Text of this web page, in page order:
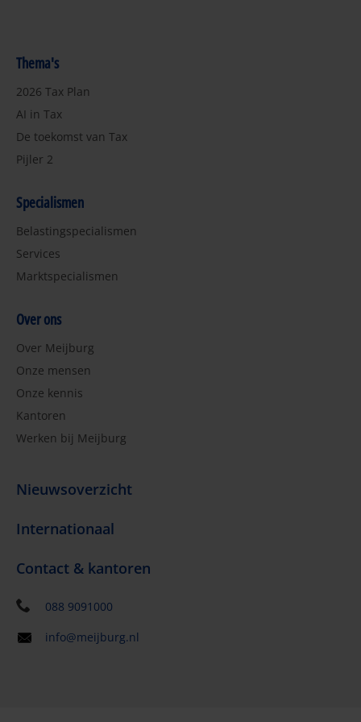
Thema's
2026 Tax Plan
AI in Tax
De toekomst van Tax
Pijler 2
Specialismen
Belastingspecialismen
Services
Marktspecialismen
Over ons
Over Meijburg
Onze mensen
Onze kennis
Kantoren
Werken bij Meijburg
Nieuwsoverzicht
Internationaal
Contact & kantoren
088 9091000
info@meijburg.nl